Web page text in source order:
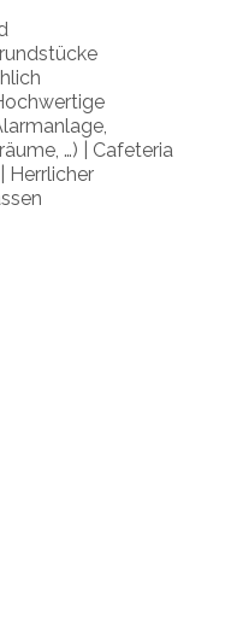
…)
Cafeteria
Herrlicher